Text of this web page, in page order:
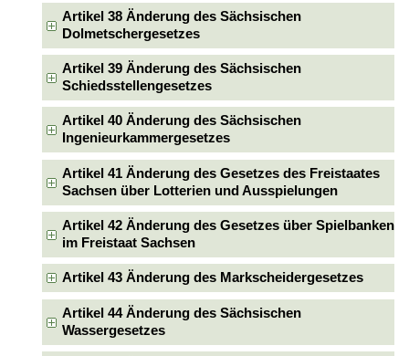
Artikel 38 Änderung des Sächsischen
Dolmetschergesetzes
Artikel 39 Änderung des Sächsischen
Schiedsstellengesetzes
Artikel 40 Änderung des Sächsischen
Ingenieurkammergesetzes
Artikel 41 Änderung des Gesetzes des Freistaates
Sachsen über Lotterien und Ausspielungen
Artikel 42 Änderung des Gesetzes über Spielbanken
im Freistaat Sachsen
Artikel 43 Änderung des Markscheidergesetzes
Artikel 44 Änderung des Sächsischen
Wassergesetzes